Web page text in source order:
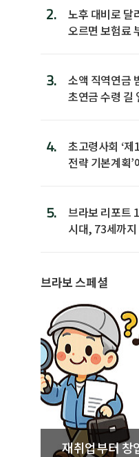
2.
노후 대비로 달
오르면 보험료
3.
소액 직역연금
초연금 수령 길
4.
초고령사회 ‘제
전략 기본계획’
5.
브라보 리포트
시대, 73세까지
브라보 스페셜
재취업부터 창